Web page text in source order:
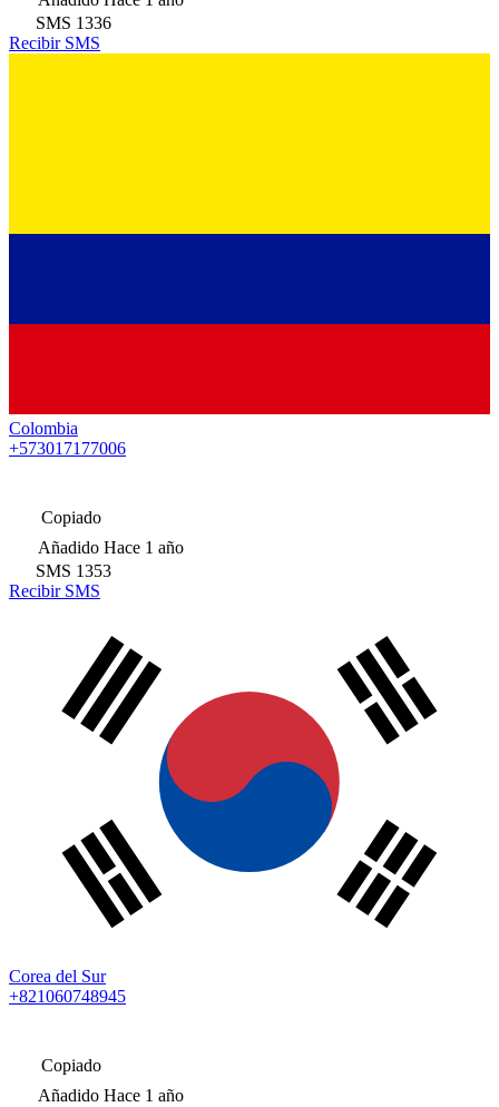
SMS 1336
Recibir SMS
Colombia
+573017177006
Copiado
Añadido Hace 1 año
SMS 1353
Recibir SMS
Corea del Sur
+821060748945
Copiado
Añadido Hace 1 año